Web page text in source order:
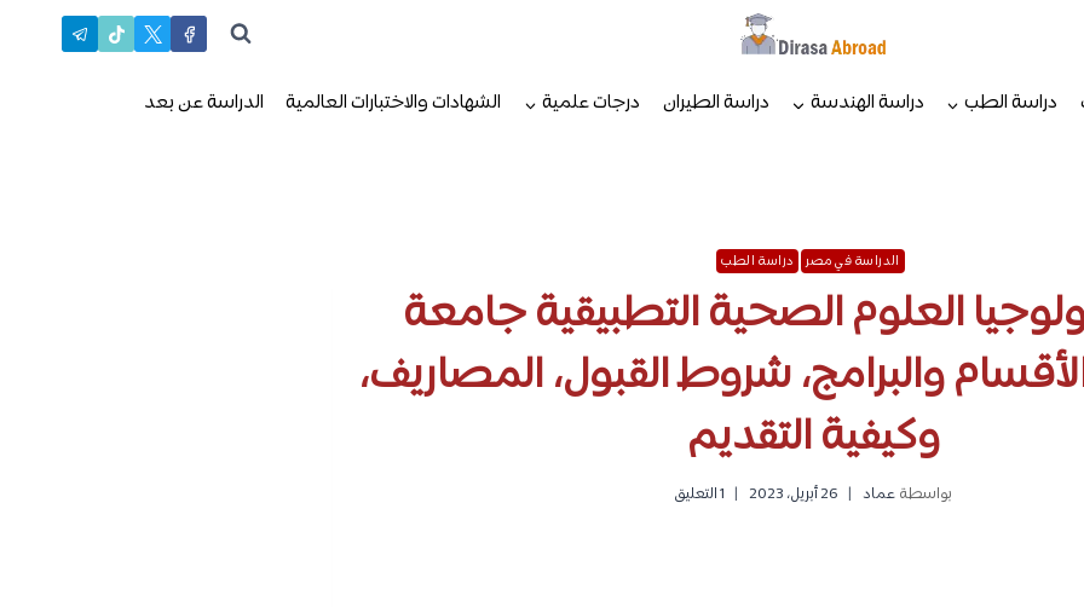
دراسة الطب دراسة الهندسة دراسة الطيران درجات علمية الشهادات والاختبارات العالمية الدراسة عن بعد
الدراسة في مصر دراسة الطب
العلوم الصحية التطبيقية جامعة
والبرامج، شروط القبول، المصاريف،
وكيفية التقديم
بواسطة عماد 26 أبريل، 2023 1 التعليق